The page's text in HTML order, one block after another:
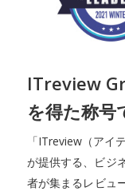
ITreview
を得た称
「ITreview（アイ
が提供する、ビジ
者が集まるレビュ